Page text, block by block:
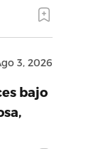
3, 2026
bajo